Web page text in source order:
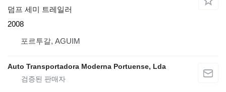
덤프 세미 트레일러
2008
포르투갈, AGUIM
Auto Transportadora Moderna Portuense, Lda